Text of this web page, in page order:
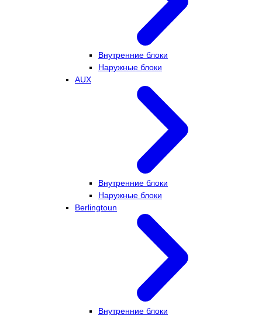
Внутренние блоки
Наружные блоки
AUX
Внутренние блоки
Наружные блоки
Berlingtoun
Внутренние блоки